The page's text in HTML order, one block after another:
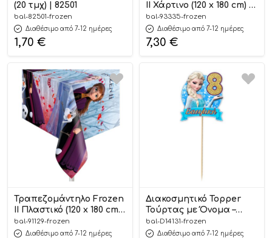
(20 τμχ) | 82501
bal-82501-frozen
Διαθέσιμο από 7-12 ημέρες
1,70 €
II Χάρτινο (120 x 180 cm) |
93335
bal-93335-frozen
Διαθέσιμο από 7-12 ημέρες
7,30 €
Τραπεζομάντηλο Frozen
II Πλαστικό (120 x 180 cm) |
91129
bal-91129-frozen
Διαθέσιμο από 7-12 ημέρες
Διακοσμητικό Topper
Τούρτας με Όνομα –
Frozen | D14131
bal-D14131-frozen
Διαθέσιμο από 7-12 ημέρες